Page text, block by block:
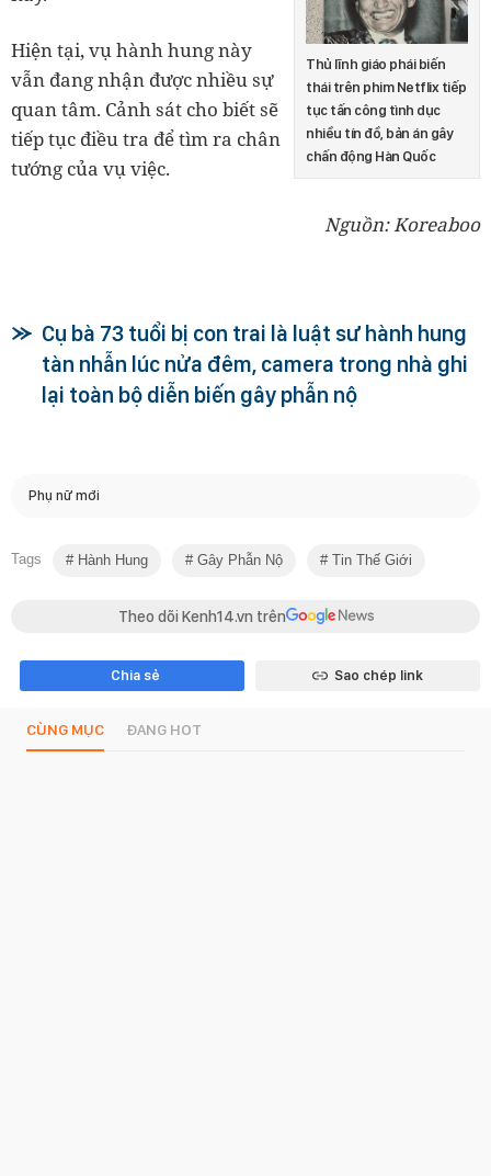
Thủ lĩnh giáo phái biến
thái trên phim Netflix tiếp
tục tấn công tình dục
nhiều tín đồ, bản án gây
chấn động Hàn Quốc
Hiện tại, vụ hành hung này
vẫn đang nhận được nhiều sự
quan tâm. Cảnh sát cho biết sẽ
tiếp tục điều tra để tìm ra chân
tướng của vụ việc.
Nguồn: Koreaboo
Cụ bà 73 tuổi bị con trai là luật sư hành hung
tàn nhẫn lúc nửa đêm, camera trong nhà ghi
lại toàn bộ diễn biến gây phẫn nộ
Phụ nữ mới
Tags Hành Hung Gây Phẫn Nộ Tin Thế Giới
Theo dõi Kenh14.vn trên
Chia sẻ Sao chép link
CÙNG MỤC ĐANG HOT